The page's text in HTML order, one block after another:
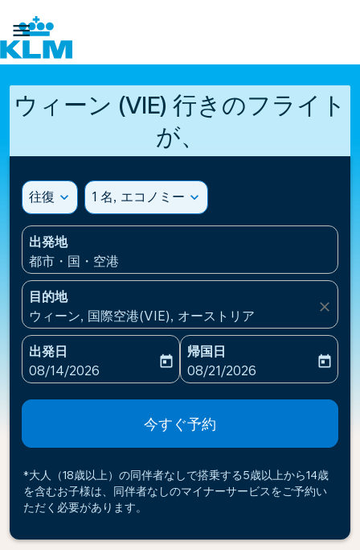

ウィーン (VIE) 行きのフライト
が、
往復 expand_more 1 名, エコノミー expand_more
出発地
都市・国・空港
目的地
ウィーン, 国際空港(VIE), オーストリア
close
出発日
fc-booking-departure-date-aria-label
08/14/2026
today
帰国日
fc-booking-return-date-
08/21/2026
today
今すぐ予約
*大人（18歳以上）の同伴者なしで搭乗する5歳以上から14歳
を含むお子様は、同伴者なしのマイナーサービスをご予約い
ただく必要があります。